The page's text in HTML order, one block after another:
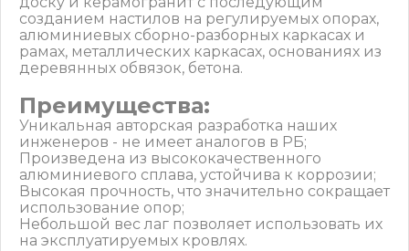
созданием настилов на регулируемых опорах,
алюминиевых сборно-разборных каркасах и
рамах, металлических каркасах, основаниях из
деревянных обвязок, бетона.
Преимущества:
Уникальная авторская разработка наших
инженеров - не имеет аналогов в РБ;
Произведена из высококачественного
алюминиевого сплава, устойчива к коррозии;
Высокая прочность, что значительно сокращает
использование опор;
Небольшой вес лаг позволяет использовать их
на эксплуатируемых кровлях.